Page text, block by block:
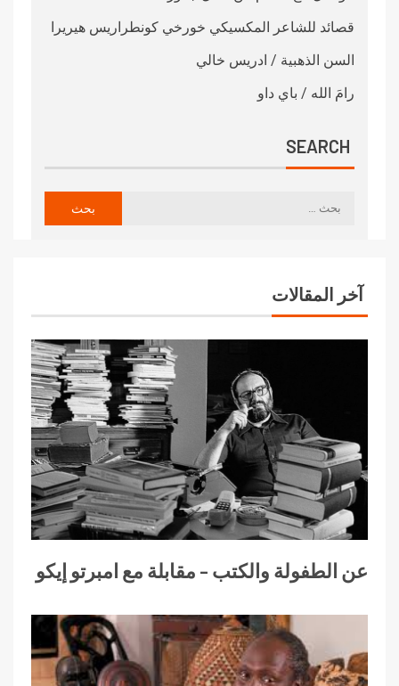
قصائد للشاعر المكسيكي خورخي كونطراريس هيريرا
السن الذهبية / ادريس خالي
رامَ الله / باي داو
SEARCH
آخر المقالات
عن الطفولة والكتب – مقابلة مع امبرتو إيكو